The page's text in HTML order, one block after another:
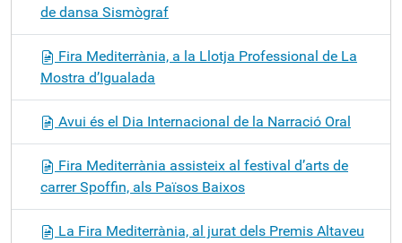
de dansa Sismògraf
Fira Mediterrània, a la Llotja Professional de La
Mostra d’Igualada
Avui és el Dia Internacional de la Narració Oral
Fira Mediterrània assisteix al festival d’arts de
carrer Spoffin, als Països Baixos
La Fira Mediterrània, al jurat dels Premis Altaveu